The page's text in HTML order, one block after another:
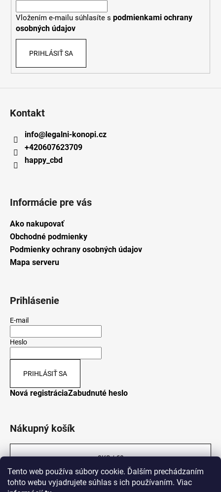
Tento web používa súbory cookie. Ďalším prechádzaním
tohto webu vyjadrujete súhlas s ich používaním. Viac
Vložením e-mailu súhlasíte s podmienkami ochrany
osobných údajov
PRIHLÁSIŤ SA
Kontakt
info@legalni-konopi.cz
+420607623709
happy_cbd
Informácie pre vás
Ako nakupovať
Obchodné podmienky
Podmienky ochrany osobných údajov
Mapa serveru
Prihlásenie
E-mail
Heslo
PRIHLÁSIŤ SA
Nová registráciaZabudnuté heslo
Nákupný košík
0KS /€0